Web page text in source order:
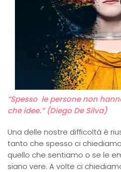
“Spesso le persone non
che idee.” (Diego De Silva)
Una delle nostre difficoltà è
tanto che spesso ci
quello che sentiamo o se le
siano vere. A volte ci